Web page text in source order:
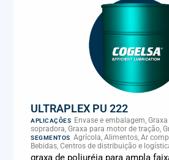
ULTRAPLEX PU 222
APLICAÇÕES
Envase e embalagem,
sopradora, Graxa para motor de tração,
serraria, Graxa para rolamento de motor
rolamento de secagem de papel, Graxa
Graxa para serraria, Graxa para
SEGMENTOS Agrícola, Alimentos, Ar
Bebidas, Centros de distribuição e
Climatização e HVAC, Data center,
graxa de poliuréia para ampla